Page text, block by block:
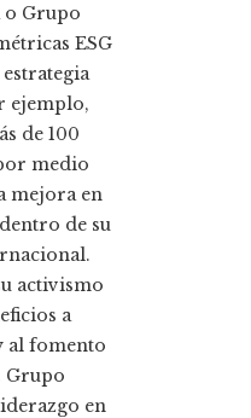
o Grupo
ESG
ejemplo,
de 100
medio
mejora en
de su
activismo
a
al fomento
Grupo
en